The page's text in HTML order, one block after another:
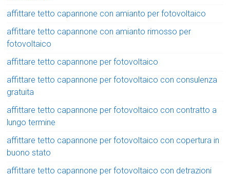
affittare tetto capannone con amianto per fotovoltaico
affittare tetto capannone con amianto rimosso per
fotovoltaico
affittare tetto capannone per fotovoltaico
affittare tetto capannone per fotovoltaico con consulenza
gratuita
affittare tetto capannone per fotovoltaico con contratto a
lungo termine
affittare tetto capannone per fotovoltaico con copertura in
buono stato
affittare tetto capannone per fotovoltaico con detrazioni